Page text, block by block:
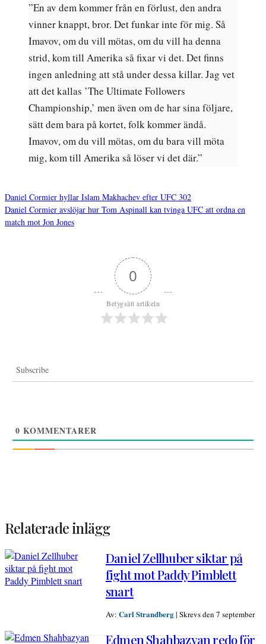
”En av dem kommer från en förlust, den andra
vinner knappt, bror. Det funkar inte för mig. Så
Imavov, om du vill mötas, om du vill ha denna
strid, kom till Amerika så fixar vi det. Det finns
ingen anledning att stå under dessa killar. Jag vet
att det kallas ’The Ultimate Followers
Championship,’ men även om de har sina följare,
sätt dem bara på kortet, folk kommer ändå.
Imavov, om du vill mötas, om du bara vill möta
mig, kom till Amerika så löser vi det där.”
Inläggsnavigering
Daniel Cormier hyllar Islam Makhachev efter UFC 302
Daniel Cormier avslöjar hur Tom Aspinall kan tvinga UFC att ordna en
match mot Jon Jones
0
Betygsätt artikeln
Subscribe
0 KOMMENTARER
Relaterade inlägg
Daniel Zellhuber siktar på
fight mot Paddy Pimblett
snart
Av: Carl Strandberg| Skrevs den 7 september
Edmen Shahbazyan redo för